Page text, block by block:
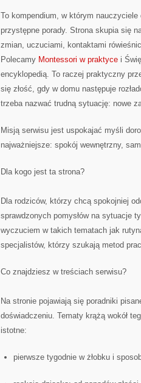
To kompendium, w którym
przystępne porady. Strona skupia się
zmian, uczuciami, kontaktami
Polecamy Montessori w praktyce i
encyklopedią. To raczej praktyczny
się złość, gdy w domu następuje
trzeba nazwać trudną sytuację: nowe
Misją serwisu jest uspokajać myśli
najważniejsze: spokój wewnętrzny,
Dla kogo jest ta strona?
Dla rodziców, którzy chcą spokojniej
sprawdzonych pomysłów na sytuacje
wyczuciem w takich tematach jak
specjalistów, którzy szukają metod
Co znajdziesz w treściach serwisu?
Na stronie pojawiają się poradniki
doświadczeniu. Tematy krążą wokół
istotne:
pierwsze tygodnie w żłobku i